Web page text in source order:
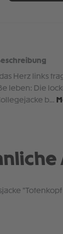
Herz links
leben: Die
b…
überspringen